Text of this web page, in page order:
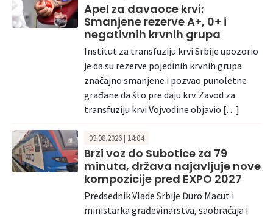
Apel za davaoce krvi:
Smanjene rezerve A+, 0+ i
negativnih krvnih grupa
Institut za transfuziju krvi Srbije upozorio
je da su rezerve pojedinih krvnih grupa
značajno smanjene i pozvao punoletne
građane da što pre daju krv. Zavod za
transfuziju krvi Vojvodine objavio […]
03.08.2026 | 14:04
Brzi voz do Subotice za 79
minuta, država najavljuje nove
kompozicije pred EXPO 2027
Predsednik Vlade Srbije Đuro Macut i
ministarka građevinarstva, saobraćaja i